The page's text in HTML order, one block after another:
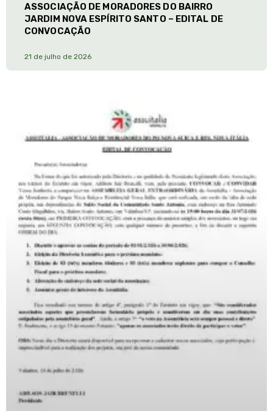
ASSOCIAÇÃO DE MORADORES DO BAIRRO
JARDIM NOVA ESPÍRITO SANTO – EDITAL DE
CONVOCAÇÃO
21 de julho de 2026